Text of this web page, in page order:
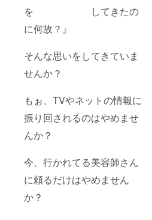
を してきたの
に何故？』
そんな思いをしてきていま
せんか？
もぉ、TVやネットの情報に
振り回されるのはやめませ
んか？
今、行かれてる美容師さん
に頼るだけはやめません
か？